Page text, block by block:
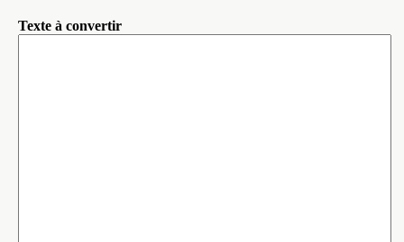
Texte à convertir